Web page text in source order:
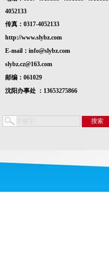
4052133
传真：0317-4052133
http://www.slybz.com
E-mail：info@slybz.com
slybz.cz@163.com
邮编：061029
沈阳办事处 ：13653275866